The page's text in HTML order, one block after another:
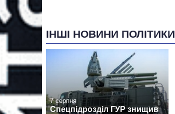
ІНШІ НОВИНИ ПОЛІТИКИ
7 серпня
Спецпідрозділ ГУР знищив